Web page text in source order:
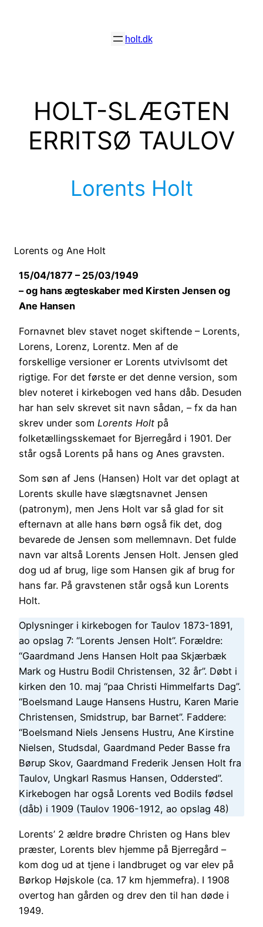
holt.dk
HOLT-SLÆGTEN
ERRITSØ TAULOV
Lorents Holt
Lorents og Ane Holt
15/04/1877 – 25/03/1949
– og hans ægteskaber med Kirsten Jensen og
Ane Hansen
Fornavnet blev stavet noget skiftende – Lorents,
Lorens, Lorenz, Lorentz. Men af de
forskellige versioner er Lorents utvivlsomt det
rigtige. For det første er det denne version, som
blev noteret i kirkebogen ved hans dåb. Desuden
har han selv skrevet sit navn sådan, – fx da han
skrev under som Lorents Holt på
folketællingsskemaet for Bjerregård i 1901. Der
står også Lorents på hans og Anes gravsten.
Som søn af Jens (Hansen) Holt var det oplagt at
Lorents skulle have slægtsnavnet Jensen
(patronym), men Jens Holt var så glad for sit
efternavn at alle hans børn også fik det, dog
bevarede de Jensen som mellemnavn. Det fulde
navn var altså Lorents Jensen Holt. Jensen gled
dog ud af brug, lige som Hansen gik af brug for
hans far. På gravstenen står også kun Lorents
Holt.
Oplysninger i kirkebogen for Taulov 1873-1891,
ao opslag 7: “Lorents Jensen Holt”. Forældre:
“Gaardmand Jens Hansen Holt paa Skjærbæk
Mark og Hustru Bodil Christensen, 32 år”. Døbt i
kirken den 10. maj “paa Christi Himmelfarts Dag”.
“Boelsmand Lauge Hansens Hustru, Karen Marie
Christensen, Smidstrup, bar Barnet”. Faddere:
“Boelsmand Niels Jensens Hustru, Ane Kirstine
Nielsen, Studsdal, Gaardmand Peder Basse fra
Børup Skov, Gaardmand Frederik Jensen Holt fra
Taulov, Ungkarl Rasmus Hansen, Oddersted”.
Kirkebogen har også Lorents ved Bodils fødsel
(dåb) i 1909 (Taulov 1906-1912, ao opslag 48)
Lorents’ 2 ældre brødre Christen og Hans blev
præster, Lorents blev hjemme på Bjerregård –
kom dog ud at tjene i landbruget og var elev på
Børkop Højskole (ca. 17 km hjemmefra). I 1908
overtog han gården og drev den til han døde i
1949.